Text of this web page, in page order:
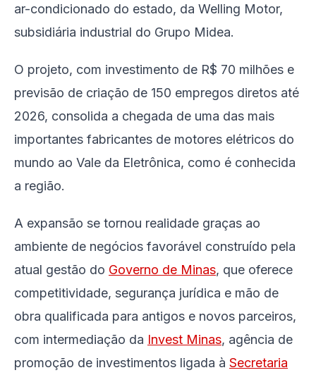
ar-condicionado do estado, da Welling Motor,
subsidiária industrial do Grupo Midea.
O projeto, com investimento de R$ 70 milhões e
previsão de criação de 150 empregos diretos até
2026, consolida a chegada de uma das mais
importantes fabricantes de motores elétricos do
mundo ao Vale da Eletrônica, como é conhecida
a região.
A expansão se tornou realidade graças ao
ambiente de negócios favorável construído pela
atual gestão do Governo de Minas, que oferece
competitividade, segurança jurídica e mão de
obra qualificada para antigos e novos parceiros,
com intermediação da Invest Minas, agência de
promoção de investimentos ligada à Secretaria